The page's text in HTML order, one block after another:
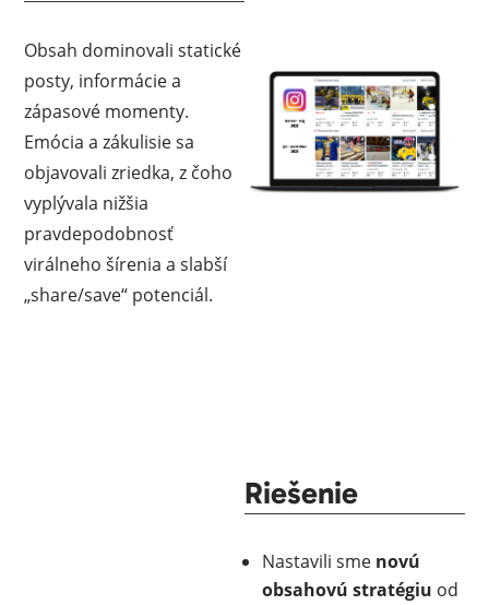
Obsah dominovali statické
posty, informácie a
zápasové momenty.
Emócia a zákulisie sa
objavovali zriedka, z čoho
vyplývala nižšia
pravdepodobnosť
virálneho šírenia a slabší
„share/save“ potenciál.
Riešenie
Nastavili sme novú
obsahovú stratégiu od